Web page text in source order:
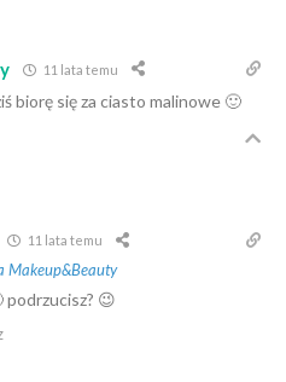
11 lata temu
biorę się za ciasto malinowe 🙂
11 lata temu
Makeup&Beauty
podrzucisz? 😉